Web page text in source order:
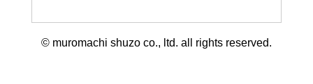
© muromachi shuzo co., ltd. all rights reserved.